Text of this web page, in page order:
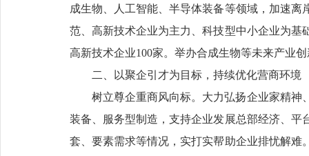
成生物、人工智能、半导体装备等领域，加速
范、高新技术企业为主力、科技型中小企业为基
高新技术企业100家。举办合成生物等未来产业
二、以聚企引才为目标，持续优化营商环境
树立尊企重商风向标。大力弘扬企业家精神
装备、服务型制造，支持企业发展总部经济、
套、要素需求等情况，实打实帮助企业排忧解